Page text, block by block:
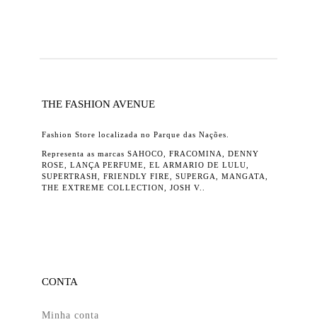
THE FASHION AVENUE
Fashion Store localizada no Parque das Nações.
Representa as marcas SAHOCO, FRACOMINA, DENNY
ROSE, LANÇA PERFUME, EL ARMARIO DE LULU,
SUPERTRASH, FRIENDLY FIRE, SUPERGA, MANGATA,
THE EXTREME COLLECTION, JOSH V..
CONTA
Minha conta